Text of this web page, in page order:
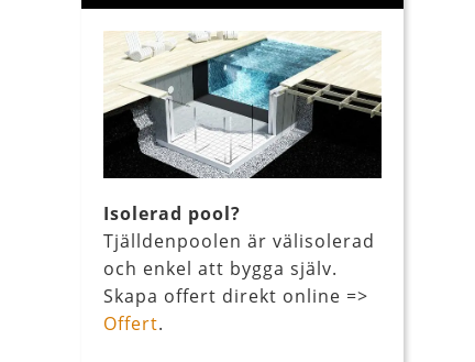
Isolerad pool?
Tjälldenpoolen är välisolerad
och enkel att bygga själv.
Skapa offert direkt online =>
Offert.